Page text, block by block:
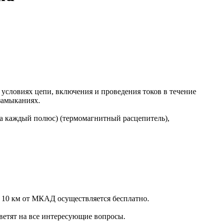
цепи, включения и проведения токов в течение
каждый полюс) (термомагнитный расцепитель),
км от МКАД осуществляется бесплатно.
на все интересующие вопросы.